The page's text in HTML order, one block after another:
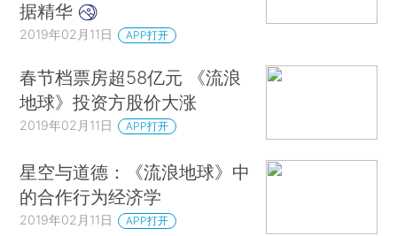
据精华
2019年02月11日 APP打开
春节档票房超58亿元 《流浪
地球》投资方股价大涨
2019年02月11日 APP打开
星空与道德：《流浪地球》中
的合作行为经济学
2019年02月11日 APP打开